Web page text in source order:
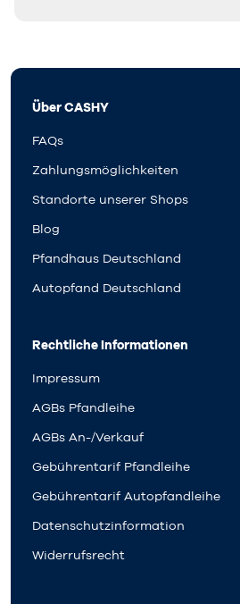
Über CASHY
FAQs
Zahlungsmöglichkeiten
Standorte unserer Shops
Blog
Pfandhaus Deutschland
Autopfand Deutschland
Rechtliche Informationen
Impressum
AGBs Pfandleihe
AGBs An-/Verkauf
Gebührentarif Pfandleihe
Gebührentarif Autopfandleihe
Datenschutzinformation
Widerrufsrecht